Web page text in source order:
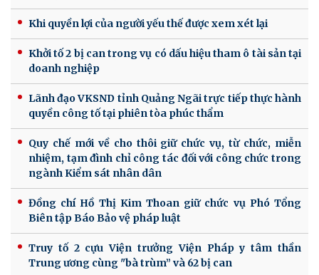
Khi quyền lợi của người yếu thế được xem xét lại
Khởi tố 2 bị can trong vụ có dấu hiệu tham ô tài sản tại
doanh nghiệp
Lãnh đạo VKSND tỉnh Quảng Ngãi trực tiếp thực hành
quyền công tố tại phiên tòa phúc thẩm
Quy chế mới về cho thôi giữ chức vụ, từ chức, miễn
nhiệm, tạm đình chỉ công tác đối với công chức trong
ngành Kiểm sát nhân dân
Đồng chí Hồ Thị Kim Thoan giữ chức vụ Phó Tổng
Biên tập Báo Bảo vệ pháp luật
Truy tố 2 cựu Viện trưởng Viện Pháp y tâm thần
Trung ương cùng "bà trùm” và 62 bị can